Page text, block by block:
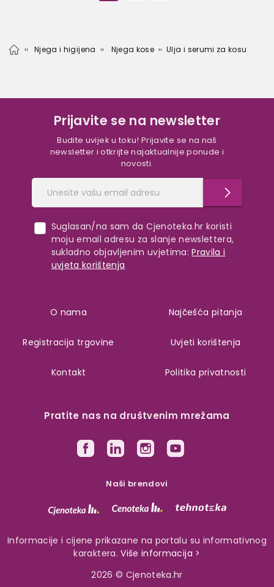
Njega i higijena Njega kose Ulja i serumi za kosu
Prijavite se na newsletter
Budite uvijek u toku! Prijavite se na naš
newsletter i otkrijte najaktualnije ponude i
novosti.
Suglasan/na sam da Cjenoteka.hr koristi
moju email adresu za slanje newslettera,
sukladno objavljenim uvjetima: Pravila i
uvjeta korištenja
Pratite nas na društvenim mrežama
Naši brendovi
O nama
Registracija trgovine
Kontakt
Najčešća pitanja
Uvjeti korištenja
Politika privatnosti
Informacije i cijene prikazane na portalu su informativnog
karaktera.Više informacija >
2026 © Cjenoteka.hr